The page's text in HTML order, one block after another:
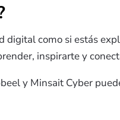
como si estás
inspirarte y
y Minsait Cyber